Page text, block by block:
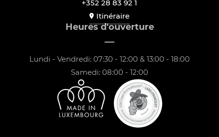
+352 28 83 92 1
Itinéraire
Heures d'ouverture
Lundi - Vendredi: 07:30 - 12:00 & 13:00 - 18:00
Samedi: 08:00 - 12:00